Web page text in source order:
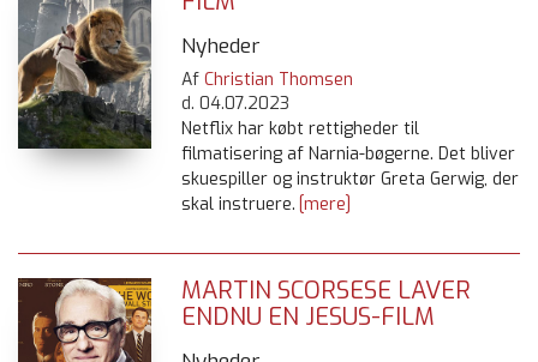
Nyheder
Af Christian Thomsen
d. 04.07.2023
Netflix har købt rettigheder til
filmatisering af Narnia-bøgerne. Det bliver
skuespiller og instruktør Greta Gerwig, der
skal instruere. [mere]
MARTIN SCORSESE LAVER
ENDNU EN JESUS-FILM